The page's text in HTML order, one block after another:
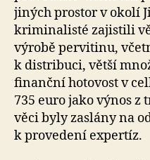
jiných prostor v okolí
kriminalisté zajistili
výrobě pervitinu,
k distribuci, větší
finanční hotovost v
735 euro jako výnos z
věci byly zaslány na
k provedení expertíz.